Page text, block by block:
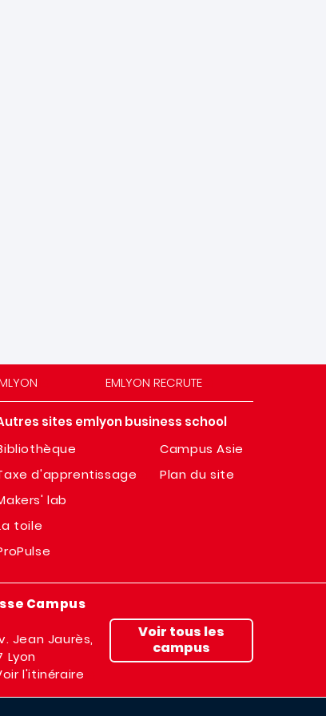
EMLYON RECRUTE
sites emlyon business school
d'apprentissage
lab
toile
Campus Asie
Plan du site
Campus
Jean Jaurès,
Lyon
l'itinéraire
Voir tous les
campus